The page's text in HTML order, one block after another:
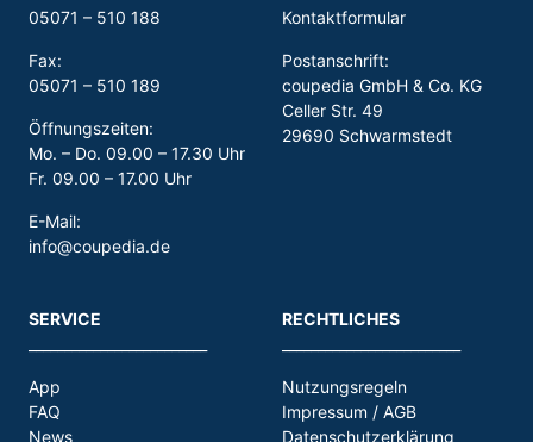
05071 – 510 188
Fax:
05071 – 510 189
Öffnungszeiten:
Mo. – Do. 09.00 – 17.30 Uhr
Fr. 09.00 – 17.00 Uhr
E-Mail:
info@coupedia.de
Kontaktformular
Postanschrift:
coupedia GmbH & Co. KG
Celler Str. 49
29690 Schwarmstedt
SERVICE
App
FAQ
News
RECHTLICHES
Nutzungsregeln
Impressum / AGB
Datenschutzerklärung